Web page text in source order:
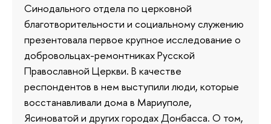
Синодального отдела по церковной
благотворительности и социальному служению
презентовала первое крупное исследование о
добровольцах-ремонтниках Русской
Православной Церкви. В качестве
респондентов в нем выступили люди, которые
восстанавливали дома в Мариуполе,
Ясиноватой и других городах Донбасса. О том,